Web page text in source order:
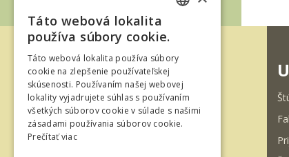
Ul. T. G. Masaryka 24
Táto webová lokalita
používa súbory cookie.
Táto webová lokalita používa súbory
cookie na zlepšenie používateľskej
skúsenosti. Používaním našej webovej
lokality vyjadrujete súhlas s používaním
všetkých súborov cookie v súlade s našimi
zásadami používania súborov cookie.
Prečítať viac